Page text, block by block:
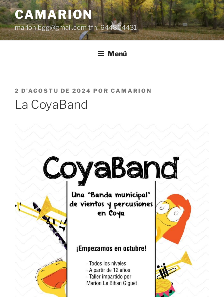
Dir
al
conteníu
CAMARION
marionlbgg@gmail.com tfn: 644804431
Menú
ESPUBLIZÁU
EN
2 D'AGOSTU DE 2024 POR CAMARION
La CoyaBand